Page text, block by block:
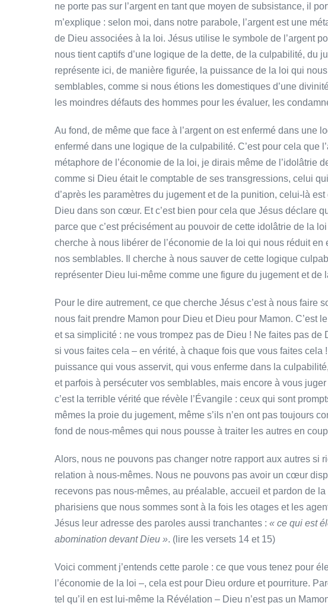
ne porte pas sur l’argent en tant que moyen de subsistance, il
m’explique : selon moi, dans notre parabole, l’argent est une
de Dieu associées à la loi. Jésus utilise le symbole de l’argent
nous tient captifs d’une logique de la dette, de la culpabilité, du
représente ici, de manière figurée, la puissance de la loi qui
semblables, comme si nous étions les domestiques d’une
les moindres défauts des hommes pour les évaluer, les
Au fond, de même que face à l’argent on est enfermé dans une
enfermé dans une logique de la culpabilité. C’est pour cela que
métaphore de l’économie de la loi, je dirais même de l’idolâtrie
comme si Dieu était le comptable de ses transgressions, celui
d’après les paramètres du jugement et de la punition, celui-là
Dieu dans son cœur. Et c’est bien pour cela que Jésus déclare
parce que c’est précisément au pouvoir de cette idolâtrie de la
cherche à nous libérer de l’économie de la loi qui nous réduit
nos semblables. Il cherche à nous sauver de cette logique
représenter Dieu lui-même comme une figure du jugement et de
Pour le dire autrement, ce que cherche Jésus c’est à nous faire
nous fait prendre Mamon pour Dieu et Dieu pour Mamon. C’est
et sa simplicité : ne vous trompez pas de Dieu ! Ne faites pas
si vous faites cela – en vérité, à chaque fois que vous faites cela
puissance qui vous asservit, qui vous enferme dans la
et parfois à persécuter vos semblables, mais encore à vous
c’est la terrible vérité que révèle l’Évangile : ceux qui sont
mêmes la proie du jugement, même s’ils n’en ont pas toujours
fond de nous-mêmes qui nous pousse à traiter les autres en
Alors, nous ne pouvons pas changer notre rapport aux autres si
relation à nous-mêmes. Nous ne pouvons pas avoir un cœur
recevons pas nous-mêmes, au préalable, accueil et pardon de
pharisiens que nous sommes sont à la fois les otages et les
Jésus leur adresse des paroles aussi tranchantes : « ce qui est
abomination devant Dieu ». (lire les versets 14 et 15)
Voici comment j’entends cette parole : ce que vous tenez pour
l’économie de la loi –, cela est pour Dieu ordure et pourriture.
tel qu’il en est lui-même la Révélation – Dieu n’est pas un